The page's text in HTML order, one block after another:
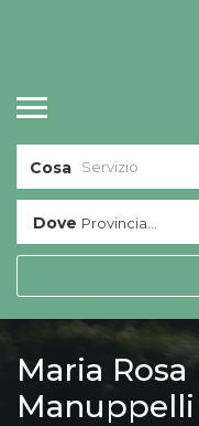
Cosa
Dove Provincia...
Maria Rosa
Manuppelli